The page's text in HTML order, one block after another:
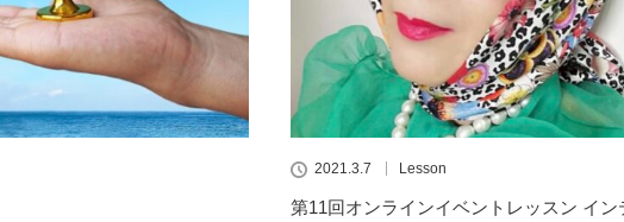
2021.3.7 Lesson
第11回オンラインイベントレッスン イン